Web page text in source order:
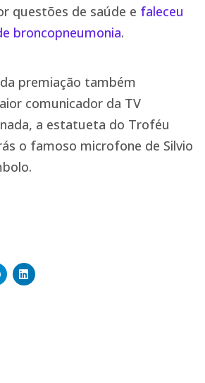
questões de saúde e faleceu
broncopneumonia.
premiação também
comunicador da TV
a estatueta do Troféu
o famoso microfone de Silvio